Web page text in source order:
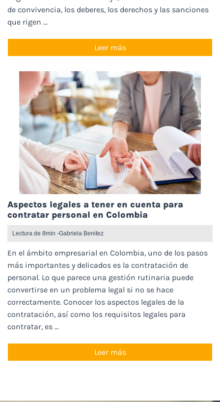
de convivencia, los deberes, los derechos y las sanciones
que rigen ...
Leer más
Aspectos legales a tener en cuenta para
contratar personal en Colombia
Gabriela Benitez
Lectura de 8min -
En el ámbito empresarial en Colombia, uno de los pasos
más importantes y delicados es la contratación de
personal. Lo que parece una gestión rutinaria puede
convertirse en un problema legal si no se hace
correctamente. Conocer los aspectos legales de la
contratación, así como los requisitos legales para
contratar, es ...
Leer más